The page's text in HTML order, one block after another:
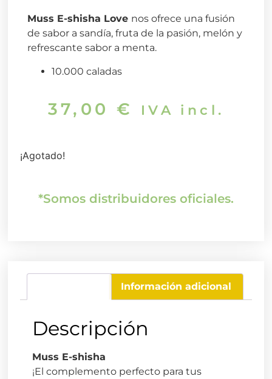
Muss E-shisha Love nos ofrece una fusión
de sabor a sandía, fruta de la pasión, melón y
refrescante sabor a menta.
10.000 caladas
37,00 € IVA incl.
¡Agotado!
*Somos distribuidores oficiales.
Información adicional
Descripción
Muss E-shisha
¡El complemento perfecto para tus